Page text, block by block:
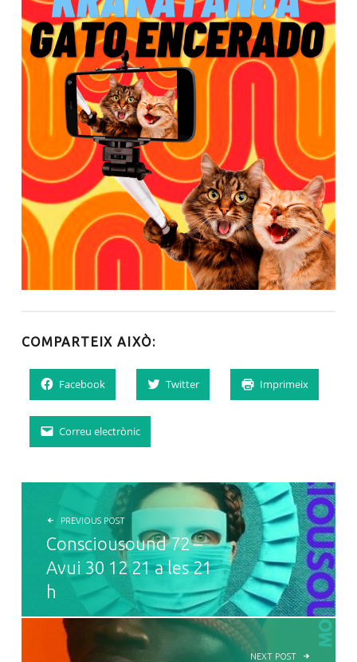
COMPARTEIX AIXÒ:
Facebook Twitter Imprimeix
Correu electrònic
NAVEGACIÓ D'ENTRADES
PREVIOUS POST
Consciousound 72 –
Avui 30 12 21 a les 21
h
NEXT POST